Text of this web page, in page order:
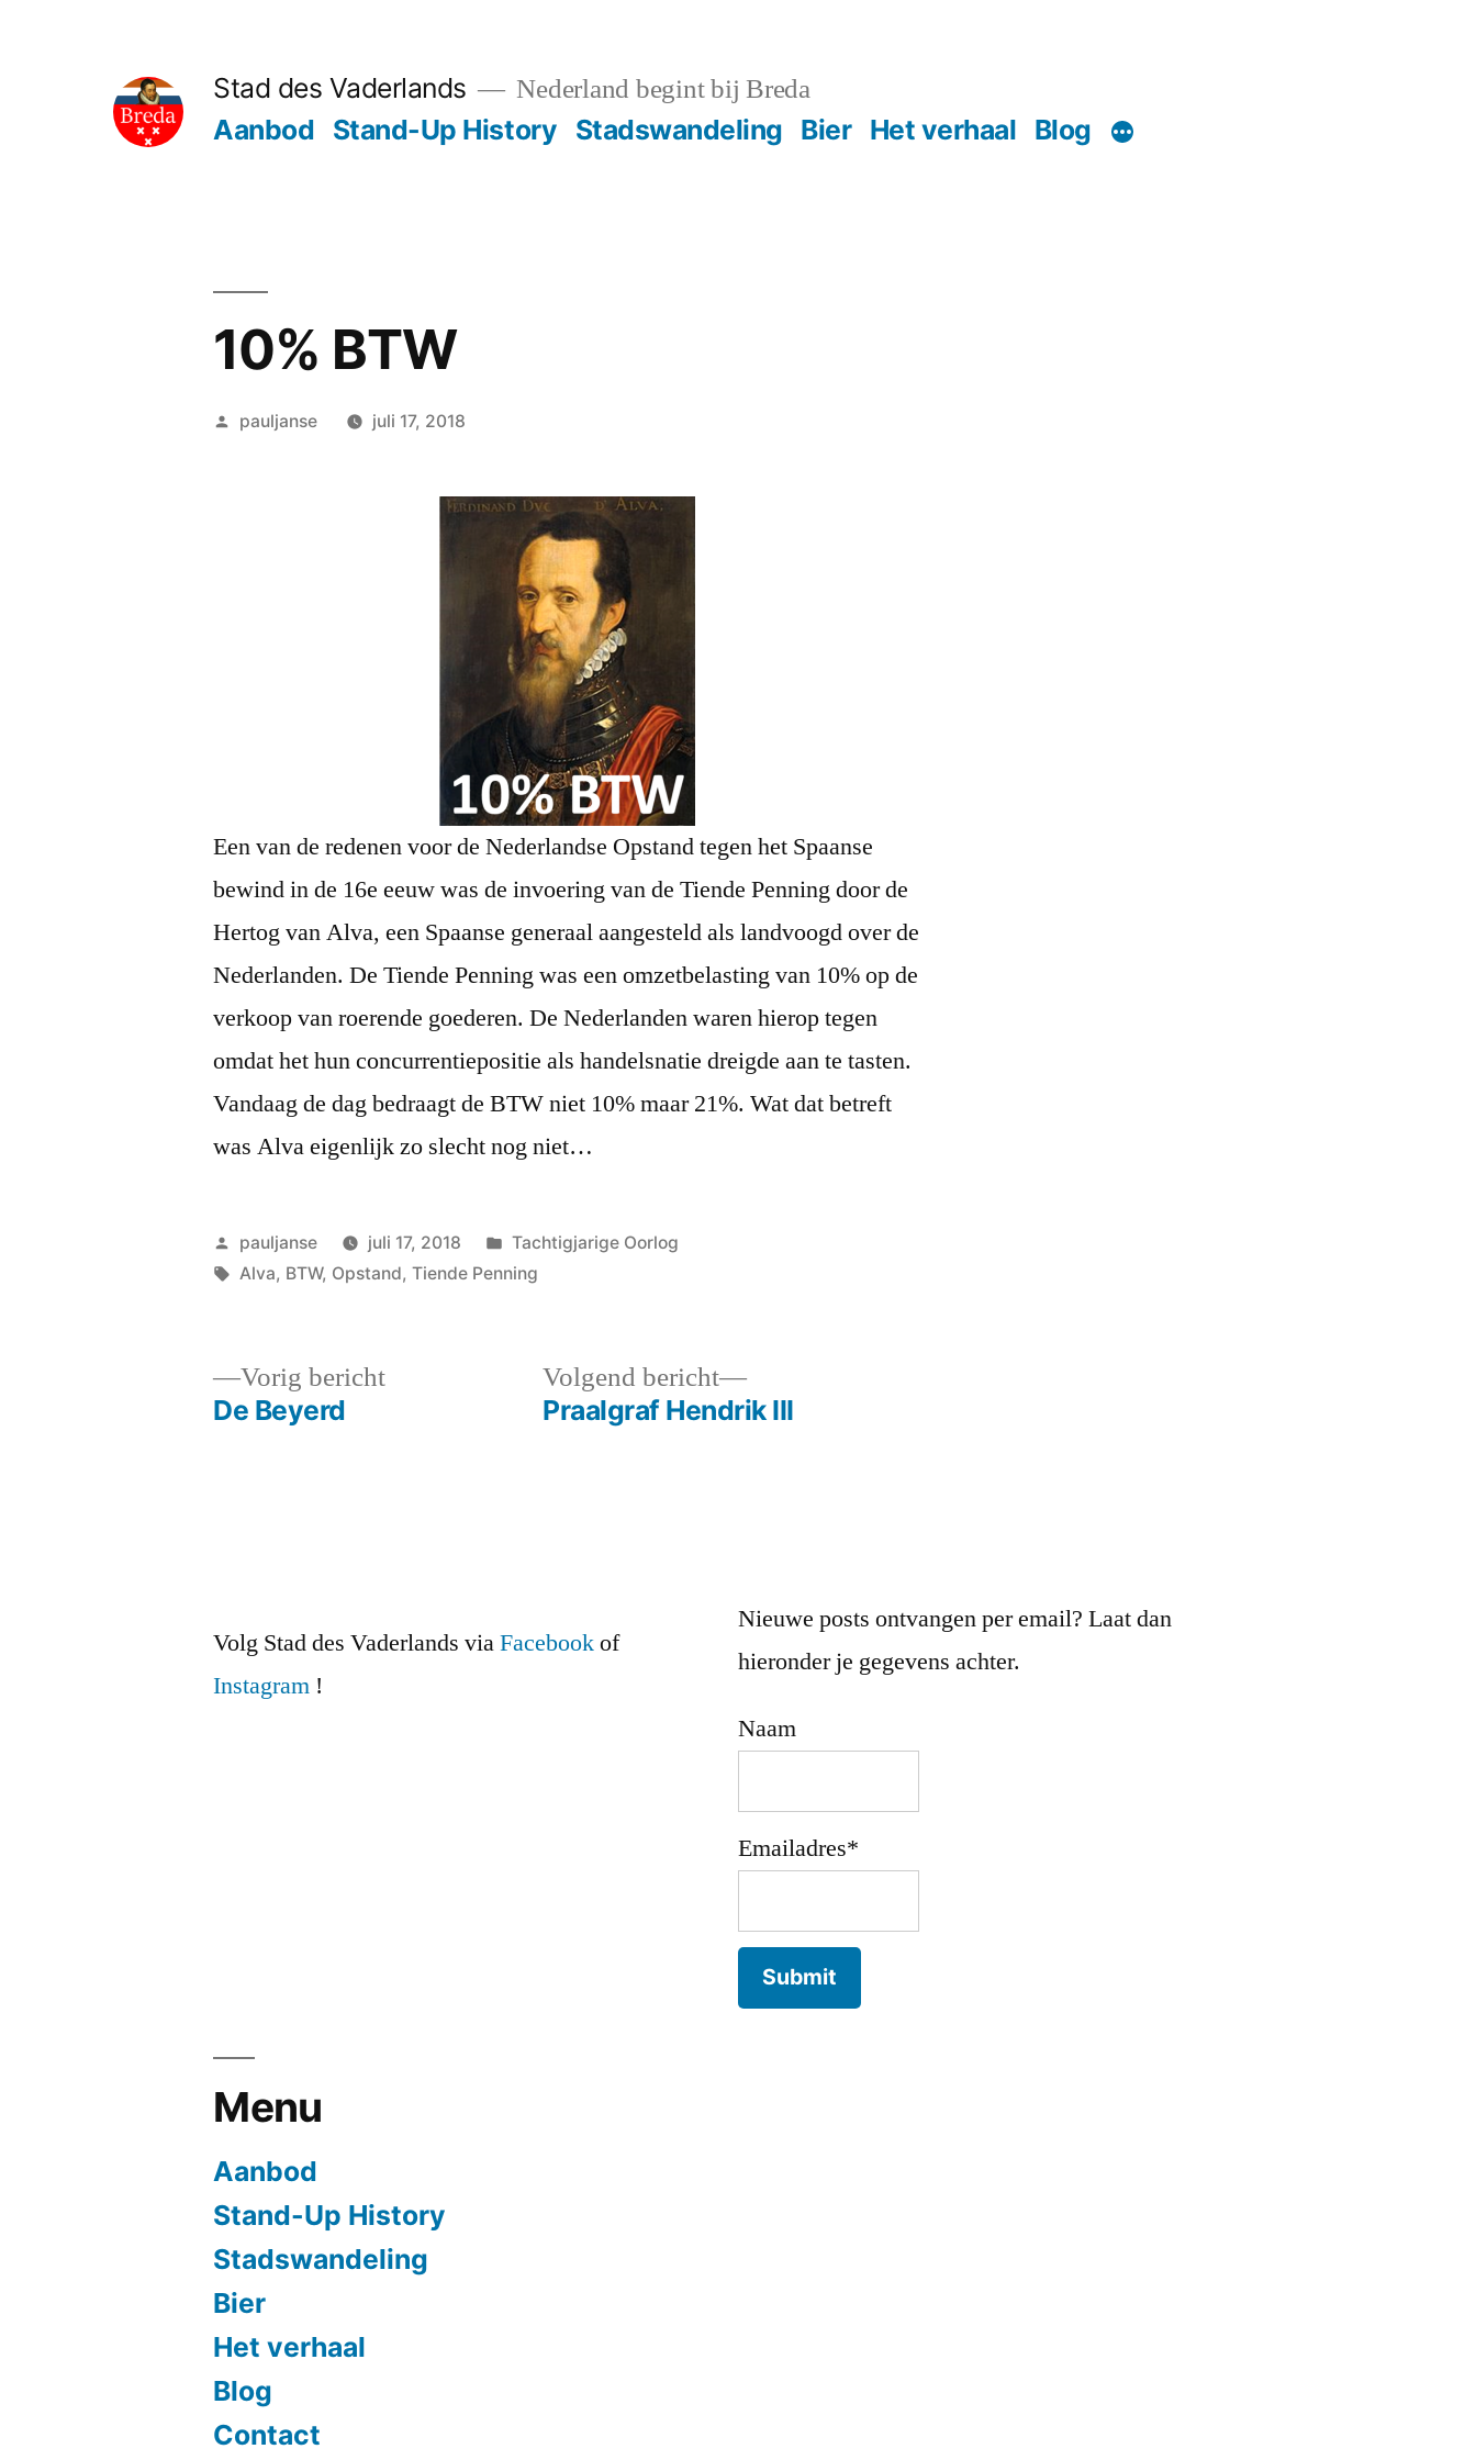
Stad des Vaderlands Nederland begint bij Breda
Aanbod Stand-Up History Stadswandeling Bier Het verhaal Blog
10% BTW
Geplaatst
pauljanse juli 17, 2018
Een van de redenen voor de Nederlandse Opstand tegen het Spaanse
bewind in de 16e eeuw was de invoering van de Tiende Penning door de
Hertog van Alva, een Spaanse generaal aangesteld als landvoogd over de
Nederlanden. De Tiende Penning was een omzetbelasting van 10% op de
verkoop van roerende goederen. De Nederlanden waren hierop tegen
omdat het hun concurrentiepositie als handelsnatie dreigde aan te tasten.
Vandaag de dag bedraagt de BTW niet 10% maar 21%. Wat dat betreft
was Alva eigenlijk zo slecht nog niet…
Geplaatst
door
pauljanse juli 17, 2018
Geplaatst
in
Tachtigjarige Oorlog
Tags:
Alva, BTW, Opstand,Tiende Penning
Vorig berichtVorig
De Beyerd
Volgend bericht
Volgend
bericht:
Praalgraf Hendrik III
Volg Stad des Vaderlands viaFacebookof
Instagram !
Nieuwe posts ontvangen per email? Laat dan
hieronder je gegevens achter.
Naam
Emailadres*
Menu
Aanbod
Stand-Up History
Stadswandeling
Bier
Het verhaal
Blog
Contact